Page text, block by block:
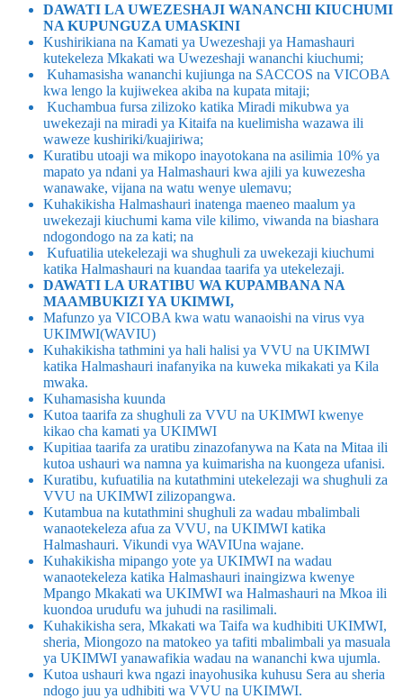
DAWATI LA UWEZESHAJI WANANCHI KIUCHUMI
NA KUPUNGUZA UMASKINI
Kushirikiana na Kamati ya Uwezeshaji ya Hamashauri
kutekeleza Mkakati wa Uwezeshaji wananchi kiuchumi;
Kuhamasisha wananchi kujiunga na SACCOS na VICOBA
kwa lengo la kujiwekea akiba na kupata mitaji;
Kuchambua fursa zilizoko katika Miradi mikubwa ya
uwekezaji na miradi ya Kitaifa na kuelimisha wazawa ili
waweze kushiriki/kuajiriwa;
Kuratibu utoaji wa mikopo inayotokana na asilimia 10% ya
mapato ya ndani ya Halmashauri kwa ajili ya kuwezesha
wanawake, vijana na watu wenye ulemavu;
Kuhakikisha Halmashauri inatenga maeneo maalum ya
uwekezaji kiuchumi kama vile kilimo, viwanda na biashara
ndogondogo na za kati; na
Kufuatilia utekelezaji wa shughuli za uwekezaji kiuchumi
katika Halmashauri na kuandaa taarifa ya utekelezaji.
DAWATI LA URATIBU WA KUPAMBANA NA
MAAMBUKIZI YA UKIMWI,
Mafunzo ya VICOBA kwa watu wanaoishi na virus vya
UKIMWI(WAVIU)
Kuhakikisha tathmini ya hali halisi ya VVU na UKIMWI
katika Halmashauri inafanyika na kuweka mikakati ya Kila
mwaka.
Kuhamasisha kuunda
Kutoa taarifa za shughuli za VVU na UKIMWI kwenye
kikao cha kamati ya UKIMWI
Kupitiaa taarifa za uratibu zinazofanywa na Kata na Mitaa ili
kutoa ushauri wa namna ya kuimarisha na kuongeza ufanisi.
Kuratibu, kufuatilia na kutathmini utekelezaji wa shughuli za
VVU na UKIMWI zilizopangwa.
Kutambua na kutathmini shughuli za wadau mbalimbali
wanaotekeleza afua za VVU, na UKIMWI katika
Halmashauri. Vikundi vya WAVIUna wajane.
Kuhakikisha mipango yote ya UKIMWI na wadau
wanaotekeleza katika Halmashauri inaingizwa kwenye
Mpango Mkakati wa UKIMWI wa Halmashauri na Mkoa ili
kuondoa urudufu wa juhudi na rasilimali.
Kuhakikisha sera, Mkakati wa Taifa wa kudhibiti UKIMWI,
sheria, Miongozo na matokeo ya tafiti mbalimbali ya masuala
ya UKIMWI yanawafikia wadau na wananchi kwa ujumla.
Kutoa ushauri kwa ngazi inayohusika kuhusu Sera au sheria
ndogo juu ya udhibiti wa VVU na UKIMWI.